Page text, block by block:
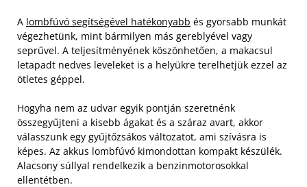
A lombfúvó segítségével hatékonyabb és gyorsabb munkát
végezhetünk, mint bármilyen más gereblyével vagy
seprűvel. A teljesítményének köszönhetően, a makacsul
letapadt nedves leveleket is a helyükre terelhetjük ezzel az
ötletes géppel.
Hogyha nem az udvar egyik pontján szeretnénk
összegyűjteni a kisebb ágakat és a száraz avart, akkor
válasszunk egy gyűjtőzsákos változatot, ami szívásra is
képes. Az akkus lombfúvó kimondottan kompakt készülék.
Alacsony súllyal rendelkezik a benzinmotorosokkal
ellentétben.